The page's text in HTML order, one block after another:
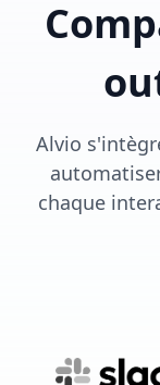
Alvio
chaque